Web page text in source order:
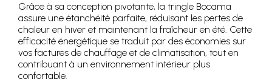
Grâce à sa conception pivotante, la tringle Bocama
assure une étanchéité parfaite, réduisant les pertes de
chaleur en hiver et maintenant la fraîcheur en été. Cette
efficacité énergétique se traduit par des économies sur
vos factures de chauffage et de climatisation, tout en
contribuant à un environnement intérieur plus
confortable.